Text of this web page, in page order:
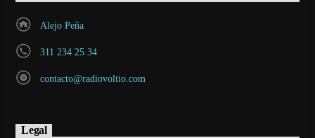
Alejo Peña
311 234 25 34
contacto@radiovoltio.com
Legal